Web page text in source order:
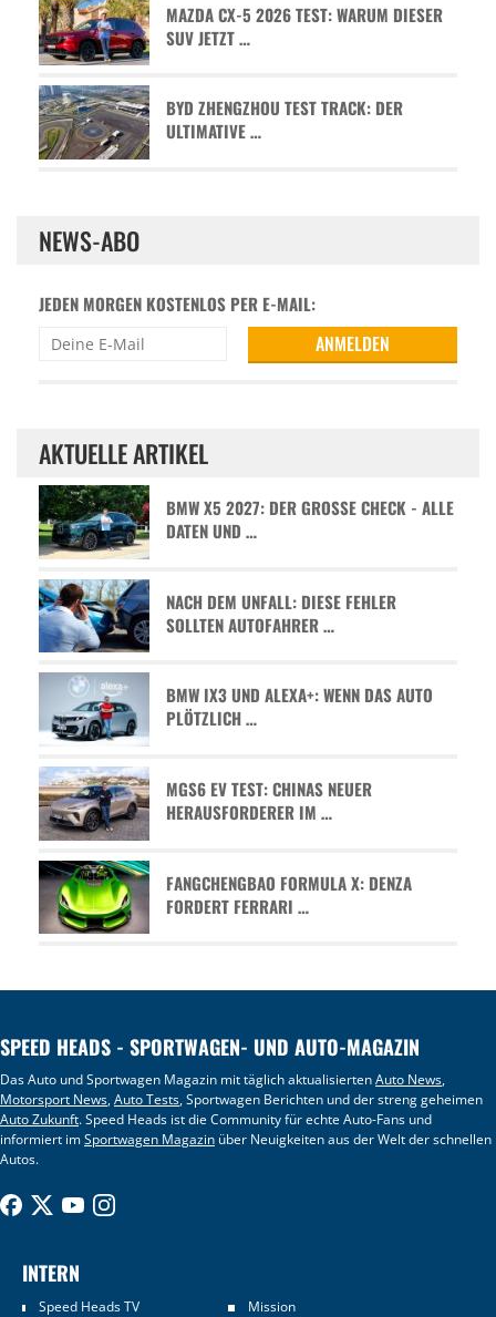
MAZDA CX-5 2026 TEST: WARUM DIESER
SUV JETZT …
BYD ZHENGZHOU TEST TRACK: DER
ULTIMATIVE …
NEWS-ABO
JEDEN MORGEN KOSTENLOS PER E-MAIL:
AKTUELLE ARTIKEL
BMW X5 2027: DER GROSSE CHECK - ALLE D
ATEN UND …
NACH DEM UNFALL: DIESE FEHLER
SOLLTEN AUTOFAHRER …
BMW IX3 UND ALEXA+: WENN DAS AUTO
PLÖTZLICH …
MGS6 EV TEST: CHINAS NEUER
HERAUSFORDERER IM …
FANGCHENGBAO FORMULA X: DENZA
FORDERT FERRARI …
SPEED HEADS - SPORTWAGEN- UND AUTO-MAGAZIN
Das Auto und Sportwagen Magazin mit täglich aktualisiertenAuto News,
Motorsport News,Auto Tests, Sportwagen Berichten und der streng geheimen
Auto Zukunft. Speed Heads ist die Community für echte Auto-Fans und
informiert imSportwagen Magazin über Neuigkeiten aus der Welt der schnellen
Autos.
INTERN
Speed Heads TV Mission